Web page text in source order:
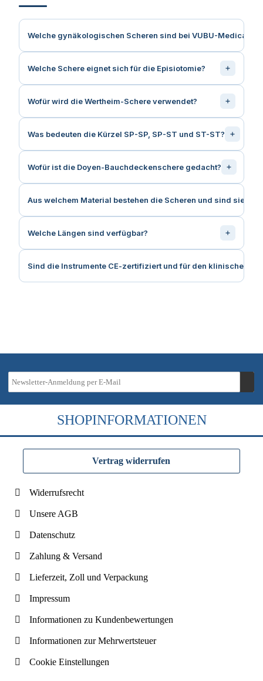
Welche gynäkologischen Scheren sind bei VUBU-Medical
Welche Schere eignet sich für die Episiotomie?
Wofür wird die Wertheim-Schere verwendet?
Was bedeuten die Kürzel SP-SP, SP-ST und ST-ST?
Wofür ist die Doyen-Bauchdeckenschere gedacht?
Aus welchem Material bestehen die Scheren und sind sie
Welche Längen sind verfügbar?
Sind die Instrumente CE-zertifiziert und für den klinischen
SHOPINFORMATIONEN
Vertrag widerrufen
Widerrufsrecht
Unsere AGB
Datenschutz
Zahlung & Versand
Lieferzeit, Zoll und Verpackung
Impressum
Informationen zu Kundenbewertungen
Informationen zur Mehrwertsteuer
Cookie Einstellungen